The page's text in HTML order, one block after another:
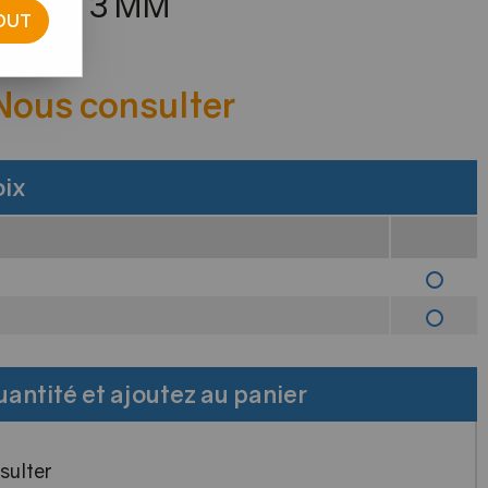
avis !
consulter
et ajoutez au panier